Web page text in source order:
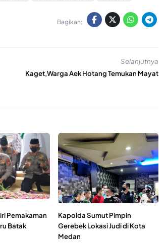
Bagikan:
Selanjutnya
Kaget,Warga Aek Hotang Temukan Mayat
Pemakaman
Batak
Kapolda Sumut Pimpin
Gerebek Lokasi Judi di Kota
Medan